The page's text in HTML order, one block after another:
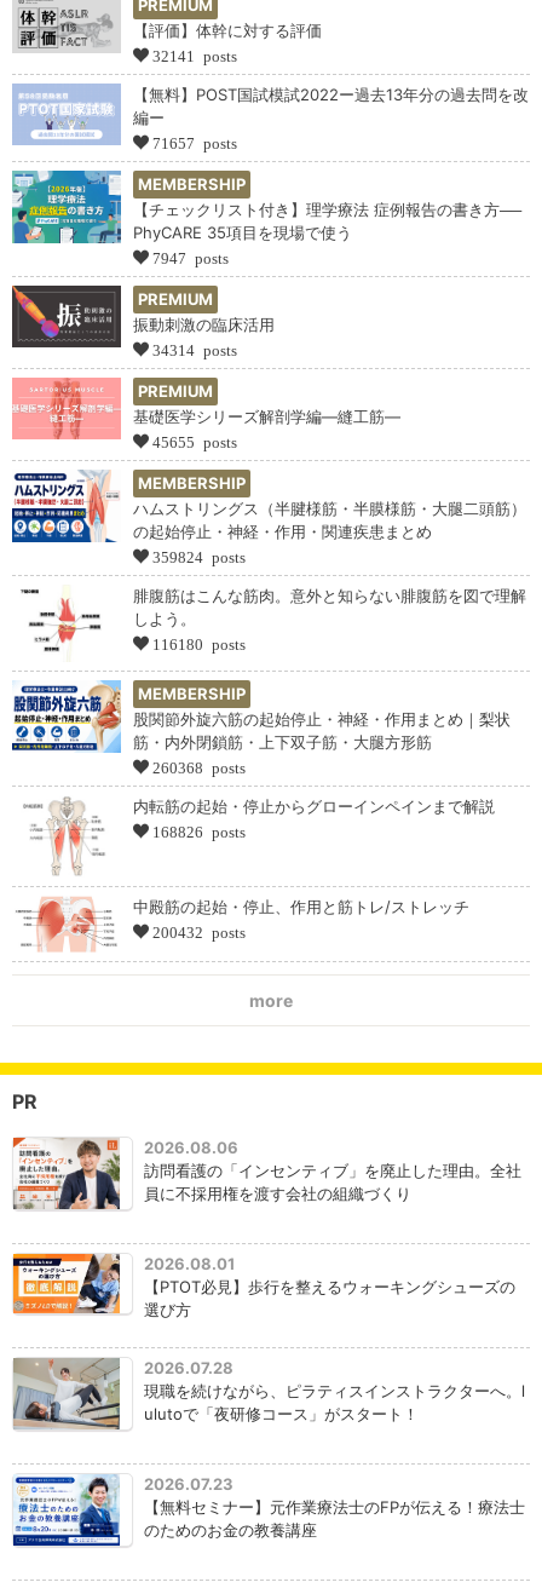
PREMIUM
【評価】体幹に対する評価
32141 posts
【無料】POST国試模試2022ー過去13年分の過去問を改
編ー
71657 posts
MEMBERSHIP
【チェックリスト付き】理学療法 症例報告の書き方──
PhyCARE 35項目を現場で使う
7947 posts
PREMIUM
振動刺激の臨床活用
34314 posts
PREMIUM
基礎医学シリーズ解剖学編―縫工筋―
45655 posts
MEMBERSHIP
ハムストリングス（半腱様筋・半膜様筋・大腿二頭筋）
の起始停止・神経・作用・関連疾患まとめ
359824 posts
腓腹筋はこんな筋肉。意外と知らない腓腹筋を図で理解
しよう。
116180 posts
MEMBERSHIP
股関節外旋六筋の起始停止・神経・作用まとめ｜梨状
筋・内外閉鎖筋・上下双子筋・大腿方形筋
260368 posts
内転筋の起始・停止からグローインペインまで解説
168826 posts
中殿筋の起始・停止、作用と筋トレ/ストレッチ
200432 posts
more
PR
2026.08.06
訪問看護の「インセンティブ」を廃止した理由。全社
員に不採用権を渡す会社の組織づくり
2026.08.01
【PTOT必見】歩行を整えるウォーキングシューズの
選び方
2026.07.28
現職を続けながら、ピラティスインストラクターへ。l
ulutoで「夜研修コース」がスタート！
2026.07.23
【無料セミナー】元作業療法士のFPが伝える！療法士
のためのお金の教養講座